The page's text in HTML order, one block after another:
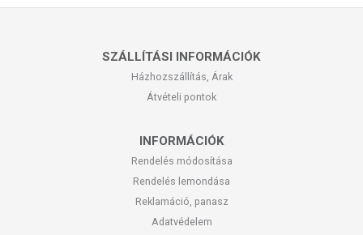
SZÁLLÍTÁSI INFORMÁCIÓK
Házhozszállítás, Árak
Átvételi pontok
INFORMÁCIÓK
Rendelés módosítása
Rendelés lemondása
Reklamáció, panasz
Adatvédelem